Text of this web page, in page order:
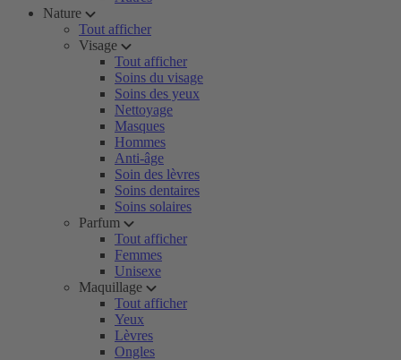
Nature
Tout afficher
Visage
Tout afficher
Soins du visage
Soins des yeux
Nettoyage
Masques
Hommes
Anti-âge
Soin des lèvres
Soins dentaires
Soins solaires
Parfum
Tout afficher
Femmes
Unisexe
Maquillage
Tout afficher
Yeux
Lèvres
Ongles